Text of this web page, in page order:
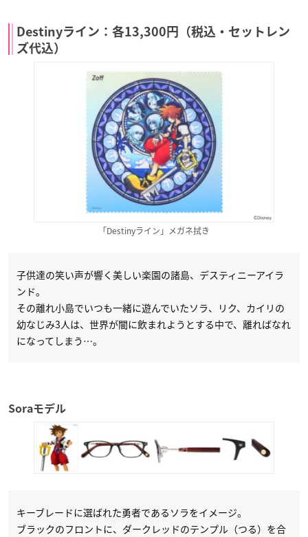
Destinyライン：各13,300円（税込・セットレン
ズ代込）
「Destinyライン」メガネ拭き
子供達の笑い声が響く美しい楽園の諸島、デスティニーアイラ
ンド。
その離れ小島でいつも一緒に遊んでいたソラ、リク、カイリの
幼なじみ3人は、世界が闇に飲まれようとする中で、離ればなれ
になってしまう…。
Soraモデル
キーブレードに選ばれた勇者であるソラをイメージ。
ブラックのフロントに、ダークレッドのテンプル（つる）を合